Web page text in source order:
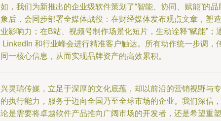
，我们为新推出的企业级软件策划了“智能、协同、赋能”的品
后，会同步部署全媒体战役：在财经媒体发布观点文章，塑造
影响力；在B站、视频号制作场景化短片，生动诠释“赋能”；
LinkedIn 和行业峰会进行精准客户触达。所有动作统一步调，
一核心信息，从而实现品牌资产的高效累积。
灵瑞传媒，立足于深厚的文化底蕴，却以前沿的营销视野与专
执行能力，服务于迈向全国乃至全球市场的企业。我们深信，
是需要将卓越软件产品推向广阔市场的开发者，还是希望重塑